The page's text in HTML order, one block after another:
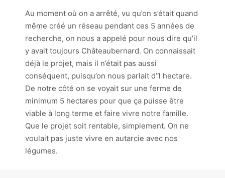
Au moment où on a arrêté, vu qu’on s’était quand
même créé un réseau pendant ces 5 années de
recherche, on nous a appelé pour nous dire qu’il
y avait toujours Châteaubernard. On connaissait
déjà le projet, mais il n’était pas aussi
conséquent, puisqu’on nous parlait d’1 hectare.
De notre côté on se voyait sur une ferme de
minimum 5 hectares pour que ça puisse être
viable à long terme et faire vivre notre famille.
Que le projet soit rentable, simplement. On ne
voulait pas juste vivre en autarcie avec nos
légumes.